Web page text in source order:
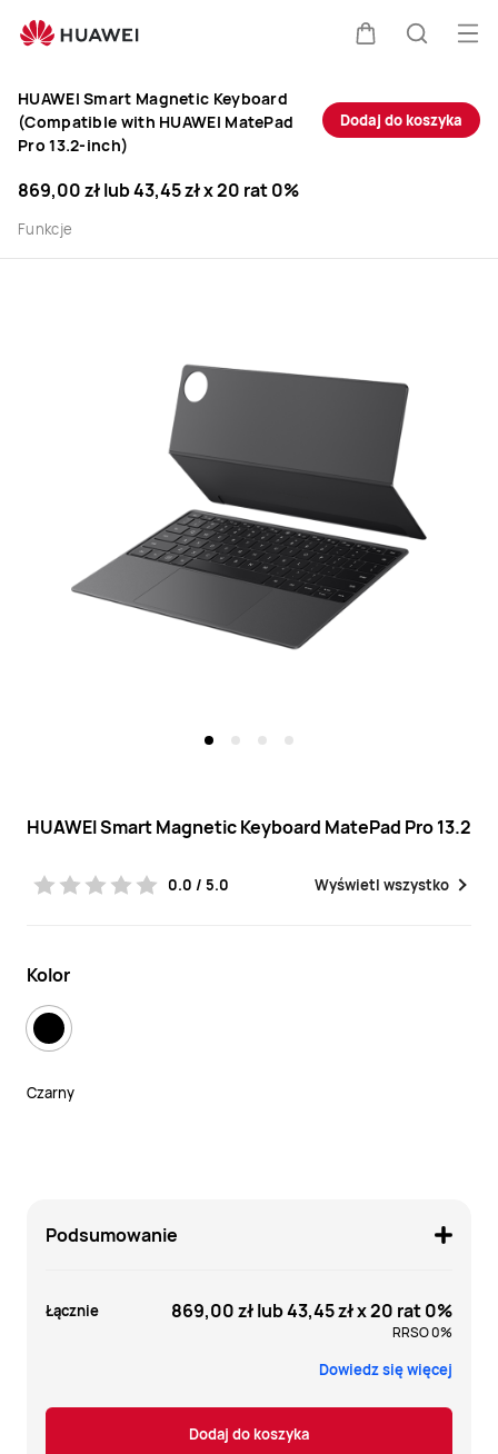
buy
HUAWEI Smart Magnetic Keyboard
(Compatible with HUAWEI MatePad
Pro 13.2-inch)
Funkcje
869,00 złlub43,45 złx 20 rat 0%
Dodaj do koszyka
HUAWEI Smart Magnetic Keyboard MatePad Pro 13.2
0.0 / 5.0 Wyświetl wszystko
Kolor
Czarny
Podsumowanie
Łącznie 869,00 złlub43,45 złx 20 rat 0%
RRSO 0%
Dowiedz się więcej
Dodaj do koszyka